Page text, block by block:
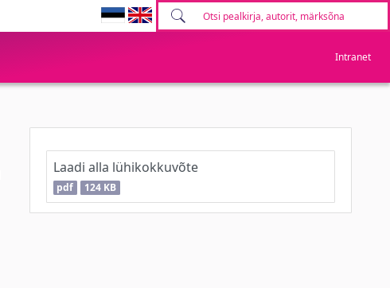
Intranet
Laadi alla lühikokkuvõte
pdf 124 KB